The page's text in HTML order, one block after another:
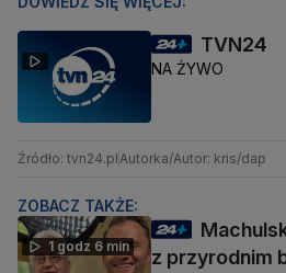
TVN24
NA ŻYWO
Źródło: tvn24.plAutorka/Autor: kris/dap
ZOBACZ TAKŻE:
1 godz 6 min
z przyrodnim